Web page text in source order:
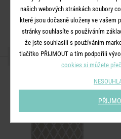
DALŠÍ
našich webových stránkách soubory
které jsou dočasně uloženy ve vašem
stránky souhlasíte s používáním
že jste souhlasili s používáním
tlačítko PŘIJMOUT a tím podpořili
cookies si můžete